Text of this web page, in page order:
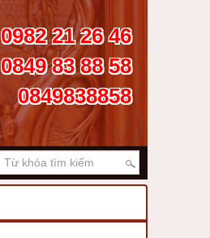
0982 21 26 46
0849 83 88 58
0849838858